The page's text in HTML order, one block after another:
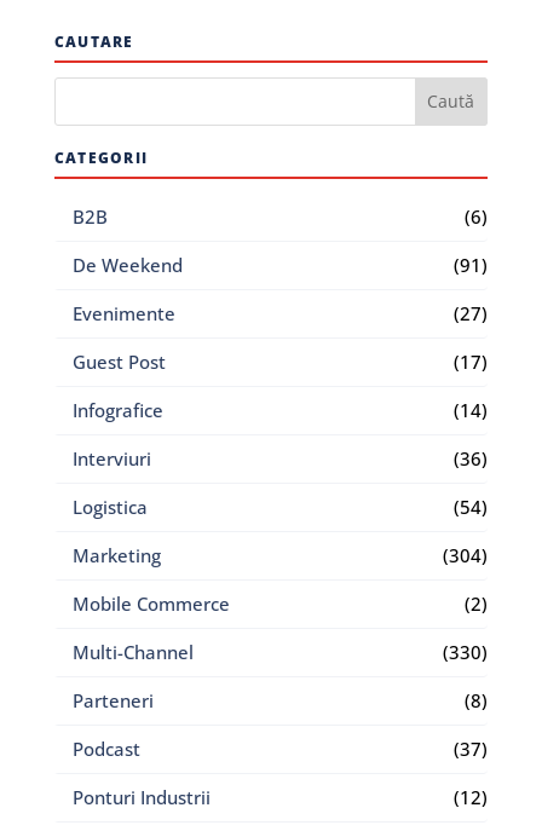
CAUTARE
CATEGORII
B2B
(6)
De Weekend
(91)
Evenimente
(27)
Guest Post
(17)
Infografice
(14)
Interviuri
(36)
Logistica
(54)
Marketing
(304)
Mobile Commerce
(2)
Multi-Channel
(330)
Parteneri
(8)
Podcast
(37)
Ponturi Industrii
(12)